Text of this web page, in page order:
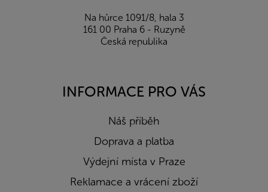
Na hůrce 1091/8, hala 3
161 00 Praha 6 - Ruzyně
Česká republika
INFORMACE PRO VÁS
Náš příběh
Doprava a platba
Výdejní místa v Praze
Reklamace a vrácení zboží